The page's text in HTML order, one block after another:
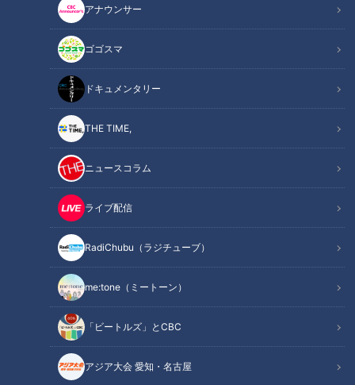
アナウンサー
ゴゴスマ
ドキュメンタリー
THE TIME,
ニュースコラム
ライブ配信
RadiChubu（ラジチューブ）
me:tone（ミートーン）
「ビートルズ」とCBC
アジア大会 愛知・名古屋
まで！ 視聴者さん御用達の室内公園」を紹介。
この記事を見たあなたへのおすすめ
フランス人は菓子店「シャトレ
ーゼ」の店名に顔を赤らめる？
まるでウォータースライダー！
純烈・酒井一圭が語る 新メンバ
ー選考で重視するところ
ジャンボ海水プールよりひと足
先にオープン「スパキッズ」